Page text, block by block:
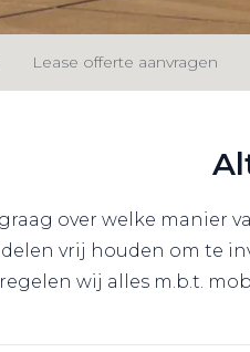
Lease offerte aanvragen
over welke manier
vrij houden om te
wij alles m.b.t.